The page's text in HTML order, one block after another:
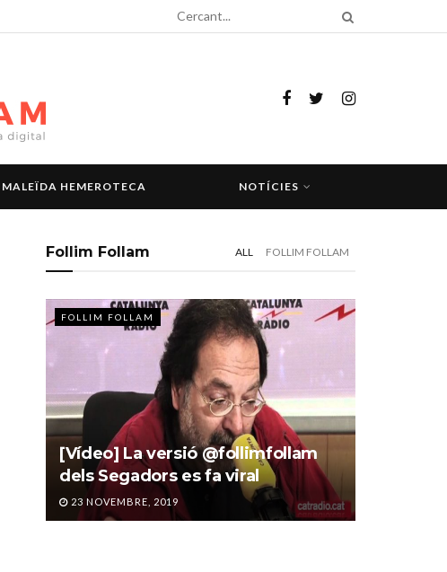
MALEÏDA HEMEROTECA NOTÍCIES
Follim Follam ALL FOLLIM FOLLAM
FOLLIM FOLLAM
[Vídeo] La versió @follimfollam
dels Segadors es fa viral
23 NOVEMBRE, 2019